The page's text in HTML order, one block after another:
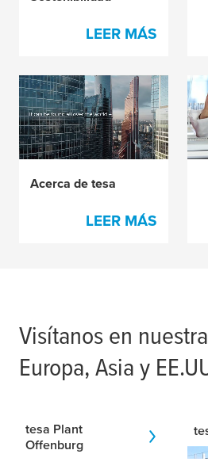
LEER MÁS
Acerca de tesa
LEER MÁS
Visítanos en
Europa, Asia y
tesa Plant
Offenburg